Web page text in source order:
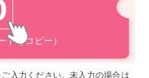
ドをコピー）
入力ください。未入力の場合は